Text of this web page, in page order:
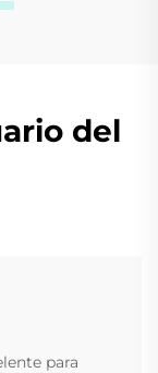
del
para